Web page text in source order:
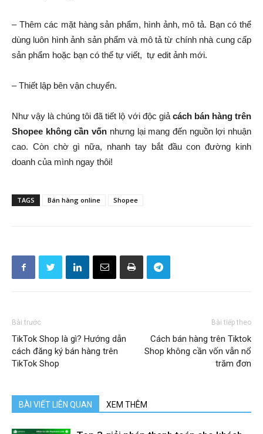
– Thêm các mặt hàng sản phẩm, hình ảnh, mô tả. Bạn có thể
dùng luôn hình ảnh sản phẩm và mô tả từ chính nhà cung cấp
sản phẩm hoặc bạn có thể tự viết, tự edit ảnh mới.
– Thiết lập bên vận chuyển.
Như vậy là chúng tôi đã tiết lộ với độc giả cách bán hàng trên
Shopee không cần vốn nhưng lại mang đến nguồn lợi nhuận
cao. Còn chờ gì nữa, nhanh tay bắt đầu con đường kinh
doanh của mình ngay thôi!
TAGS Bán hàng online Shopee
Bài trước
TikTok Shop là gì? Hướng dẫn
cách đăng ký bán hàng trên
TikTok Shop
Bài tiếp theo
Cách bán hàng trên Tiktok
Shop không cần vốn vẫn nổ
trăm đơn
BÀI VIẾT LIÊN QUAN XEM THÊM